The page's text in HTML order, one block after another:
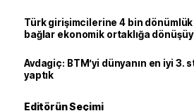
Türk girişimcilerine 4 bin dönümlük
bağlar ekonomik ortaklığa
Avdagiç: BTM’yi dünyanın en iyi 3.
yaptık
Editörün Seçimi